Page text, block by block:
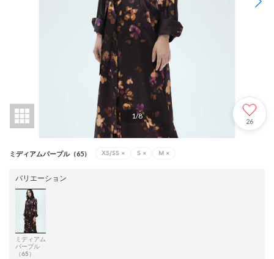
1/8
26
ミディアムパープル（65） XS/SS × S × M ×
バリエーション
ミディアム
パープル
（65）